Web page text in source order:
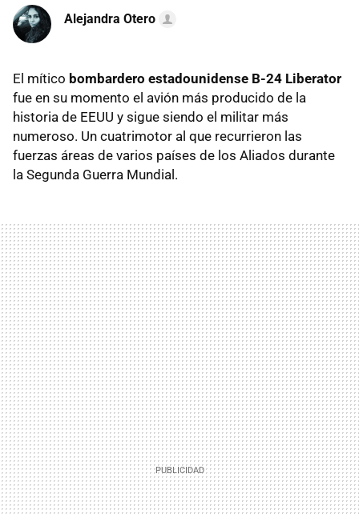
Alejandra Otero
El mítico bombardero estadounidense B-24 Liberator
fue en su momento el avión más producido de la
historia de EEUU y sigue siendo el militar más
numeroso. Un cuatrimotor al que recurrieron las
fuerzas áreas de varios países de los Aliados durante
la Segunda Guerra Mundial.